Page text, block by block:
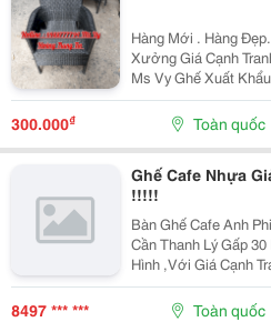
Hàng Mới . Hàng
Xưởng Giá Cạnh
Ms Vy Ghế Xuất Khẩu Ghế Diana Ghế 2 Lỗ Hàng Mới
100% Ưu Đãi Số Lượng Lớn Lh Tư Vấn Zalo :
0988777794 Ms Vy
300.000₫ Toàn quốc
Ghế Cafe Nhựa
!!!!!
Bàn Ghế Cafe Anh
Cần Thanh Lý Gấp
Hình ,Với Giá Cạnh Tranh Trực Tiếp Của
Xuất,Hàng Chất
,Bảo Hành 12
8497 *** *** Toàn quốc